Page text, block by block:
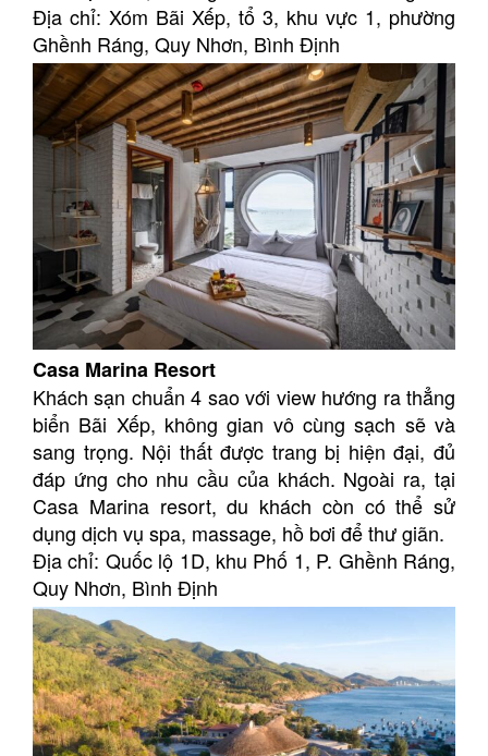
Địa chỉ: Xóm Bãi Xếp, tổ 3, khu vực 1, phường
Ghềnh Ráng, Quy Nhơn, Bình Định
Casa Marina Resort
Khách sạn chuẩn 4 sao với view hướng ra thẳng
biển Bãi Xếp, không gian vô cùng sạch sẽ và
sang trọng. Nội thất được trang bị hiện đại, đủ
đáp ứng cho nhu cầu của khách. Ngoài ra, tại
Casa Marina resort, du khách còn có thể sử
dụng dịch vụ spa, massage, hồ bơi để thư giãn.
Địa chỉ: Quốc lộ 1D, khu Phố 1, P. Ghềnh Ráng,
Quy Nhơn, Bình Định